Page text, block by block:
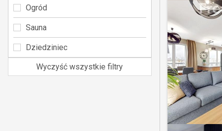
Ogród
Sauna
Dziedziniec
Wyczyść wszystkie filtry